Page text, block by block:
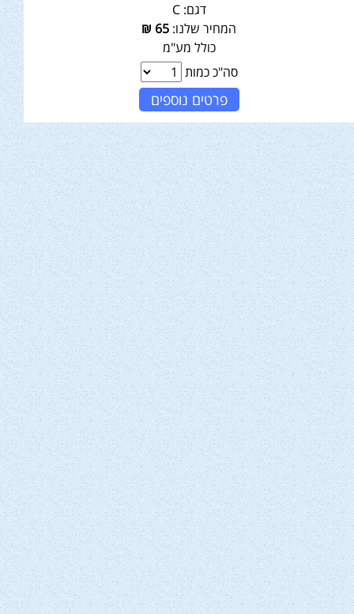
דגם: C
המחיר שלנו: 65
₪
כולל מע"מ
סה"כ כמות
פרטים נוספים